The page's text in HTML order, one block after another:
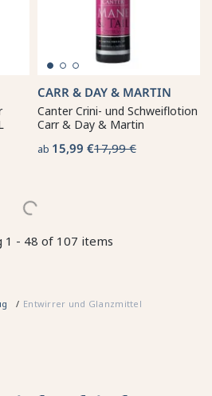
CARR & DAY & MARTIN
Canter Crini- und Schweiflotion
Carr & Day & Martin
ab 15,99 €17,99 €
1 - 48 of 107 items
Entwirrer und Glanzmittel